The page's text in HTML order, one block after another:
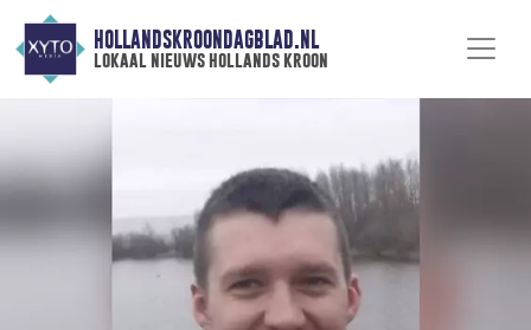
HOLLANDSKROONDAGBLAD.NL
lokaal nieuws hollands kroon